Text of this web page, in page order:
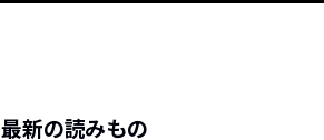
最新の読みもの